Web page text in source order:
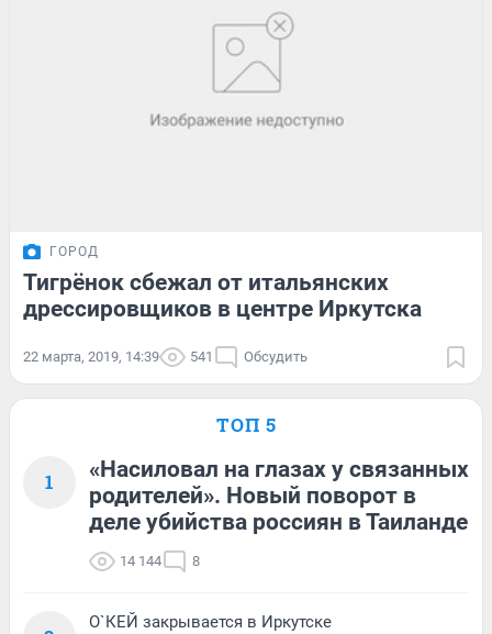
ГОРОД
Тигрёнок сбежал от итальянских
дрессировщиков в центре Иркутска
22 марта, 2019, 14:39 541 Обсудить
ТОП 5
1
«Насиловал на глазах у связанных
родителей». Новый поворот в
деле убийства россиян в Таиланде
14 144 8
О`КЕЙ закрывается в Иркутске